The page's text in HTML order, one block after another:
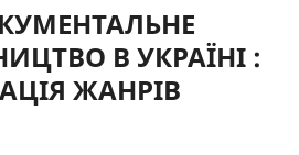
В УКРАЇНІ :
ЖАНРІВ